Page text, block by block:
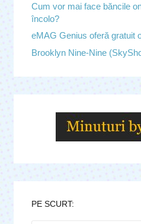
Cum vor mai face băncile
încolo?
eMAG Genius oferă gratuit
Brooklyn Nine-Nine
PE SCURT: